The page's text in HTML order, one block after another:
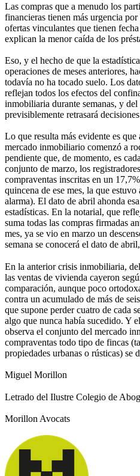
Las compras que a menudo los
financieras tienen más urgencia
ofertas vinculantes que tienen
explican la menor caída de los
Eso, y el hecho de que la
operaciones de meses anteriores,
todavía no ha tocado suelo. Los
reflejan todos los efectos del
inmobiliaria durante semanas, y
previsiblemente retrasará
Lo que resulta más evidente es
mercado inmobiliario comenzó a
pendiente que, de momento, es
conjunto de marzo, los
compraventas inscritas en un
quincena de ese mes, la que
alarma). El dato de abril ahonda
estadísticas. En la notarial, que
suma todas las compras firmadas
mes, ya se vio en marzo un
semana se conocerá el dato de
En la anterior crisis inmobiliaria,
las ventas de vivienda cayeron
comparación, aunque poco
contra un acumulado de más de
que supone perder cuatro de cada
algo que nunca había sucedido. Y
observa el conjunto del mercado
compraventas todo tipo de fincas
propiedades urbanas o rústicas) se
Miguel Morillon
Letrado del Ilustre Colegio de
Morillon Avocats